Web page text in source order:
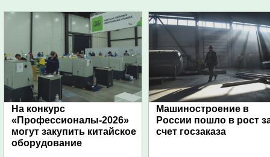
На конкурс
«Профессионалы-2026»
могут закупить китайское
оборудование
Машиностроение в
России пошло в рост
счет госзаказа